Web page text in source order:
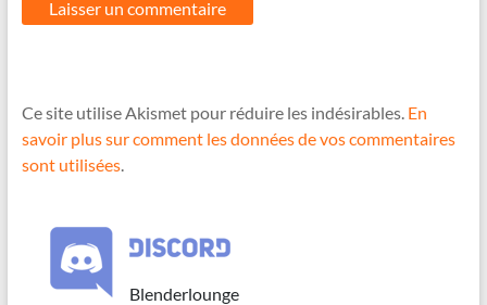
Ce site utilise Akismet pour réduire les indésirables. En
savoir plus sur comment les données de vos commentaires
sont utilisées.
Blenderlounge